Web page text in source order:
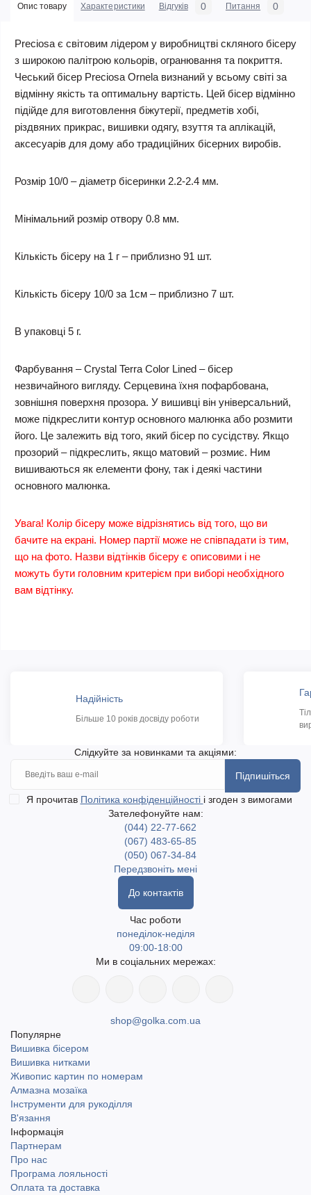
Опис товару Характеристики Відгуків 0 Питання 0
Preciosa є світовим лідером у виробництві скляного бісеру
з широкою палітрою кольорів, огранювання та покриття.
Чеський бісер Preciosa Ornela визнаний у всьому світі за
відмінну якість та оптимальну вартість. Цей бісер відмінно
підійде для виготовлення біжутерії, предметів хобі,
різдвяних прикрас, вишивки одягу, взуття та аплікацій,
аксесуарів для дому або традиційних бісерних виробів.
Розмір 10/0 – діаметр бісеринки 2.2-2.4 мм.
Мінімальний розмір отвору 0.8 мм.
Кількість бісеру на 1 г – приблизно 91 шт.
Кількість бісеру 10/0 за 1см – приблизно 7 шт.
В упаковці 5 г.
Фарбування – Crystal Terra Color Lined – бісер
незвичайного вигляду. Серцевина їхня пофарбована,
зовнішня поверхня прозора. У вишивці він універсальний,
може підкреслити контур основного малюнка або розмити
його. Це залежить від того, який бісер по сусідству. Якщо
прозорий – підкреслить, якщо матовий – розмиє. Ним
вишиваються як елементи фону, так і деякі частини
основного малюнка.
Увага! Колір бісеру може відрізнятись від того, що ви
бачите на екрані. Номер партії може не співпадати із тим,
що на фото. Назви відтінків бісеру є описовими і не
можуть бути головним критерієм при виборі необхідного
вам відтінку.
Надійність
Більше 10 років досвіду роботи
Слідкуйте за новинками та акціями:
Підпишіться
Я прочитав Політика конфіденційності і згоден з вимогами
Зателефонуйте нам:
(044) 22-77-662
(067) 483-65-85
(050) 067-34-84
Передзвоніть мені
До контактів
Час роботи
понеділок-неділя
09:00-18:00
Ми в соціальних мережах:
shop@golka.com.ua
Популярне
Вишивка бісером
Вишивка нитками
Живопис картин по номерам
Алмазна мозаїка
Інструменти для рукоділля
В'язання
Інформація
Партнерам
Про нас
Програма лояльності
Оплата та доставка